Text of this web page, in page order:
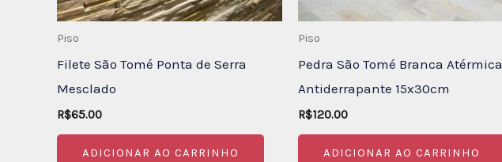
Piso
Filete São Tomé Ponta de Serra
Mesclado
R$65.00
ADICIONAR AO CARRINHO
Piso
Pedra São Tomé Branca Atérmica
Antiderrapante 15x30cm
R$120.00
ADICIONAR AO CARRINHO